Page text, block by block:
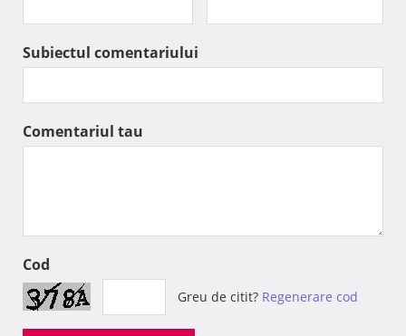
Subiectul comentariului
Comentariul tau
Cod
Greu de citit? Regenerare cod